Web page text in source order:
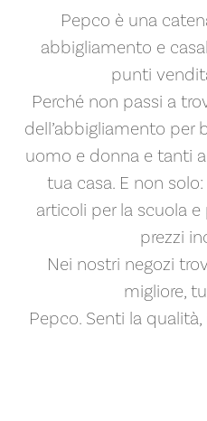
Pepco è una
abbigliamento e
punti
Perché non passi a
dell’abbigliamento per
uomo e donna e tanti
tua casa. E non
articoli per la scuola
prezzi
Nei nostri negozi
migliore,
Pepco. Senti la